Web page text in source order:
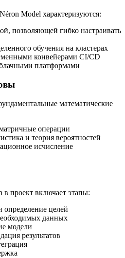
Model характеризуются:
позволяющей гибко настраивать
обучения на кластерах
конвейерами CI/CD
платформами
математические
операции
и теория вероятностей
исчисление
проект включает этапы:
определение целей
данных
модели
результатов